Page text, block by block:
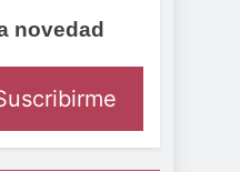
novedad